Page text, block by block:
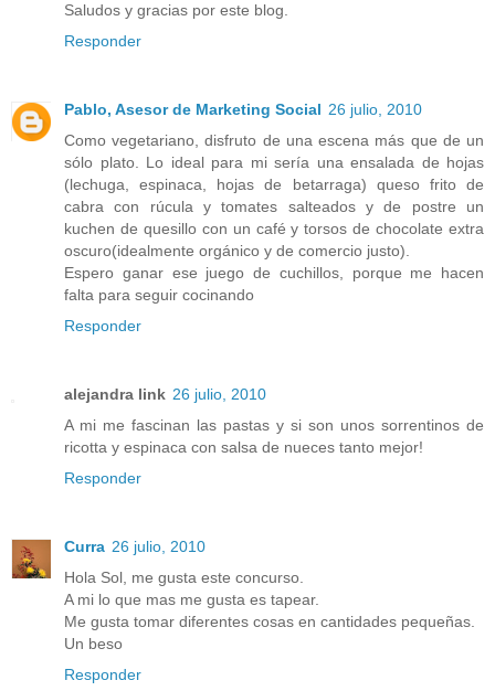
Saludos y gracias por este blog.
Responder
Pablo, Asesor de Marketing Social 26 julio, 2010
Como vegetariano, disfruto de una escena más que de un
sólo plato. Lo ideal para mi sería una ensalada de hojas
(lechuga, espinaca, hojas de betarraga) queso frito de
cabra con rúcula y tomates salteados y de postre un
kuchen de quesillo con un café y torsos de chocolate extra
oscuro(idealmente orgánico y de comercio justo).
Espero ganar ese juego de cuchillos, porque me hacen
falta para seguir cocinando
Responder
alejandra link 26 julio, 2010
A mi me fascinan las pastas y si son unos sorrentinos de
ricotta y espinaca con salsa de nueces tanto mejor!
Responder
Curra 26 julio, 2010
Hola Sol, me gusta este concurso.
A mi lo que mas me gusta es tapear.
Me gusta tomar diferentes cosas en cantidades pequeñas.
Un beso
Responder